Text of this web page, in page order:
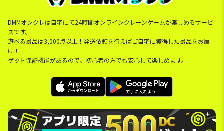
DMMオンクレは自宅にて24時間オンラインクレーンゲームが楽しめるサービ
スです。
遊べる景品は3,000点以上！発送依頼を行えばご自宅に獲得した景品をお届
け！
ゲット保証機能があるので、初心者の方でも安心して楽しめます。